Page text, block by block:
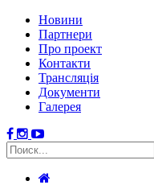
Новини
Партнери
Про проект
Контакти
Трансляція
Документи
Галерея